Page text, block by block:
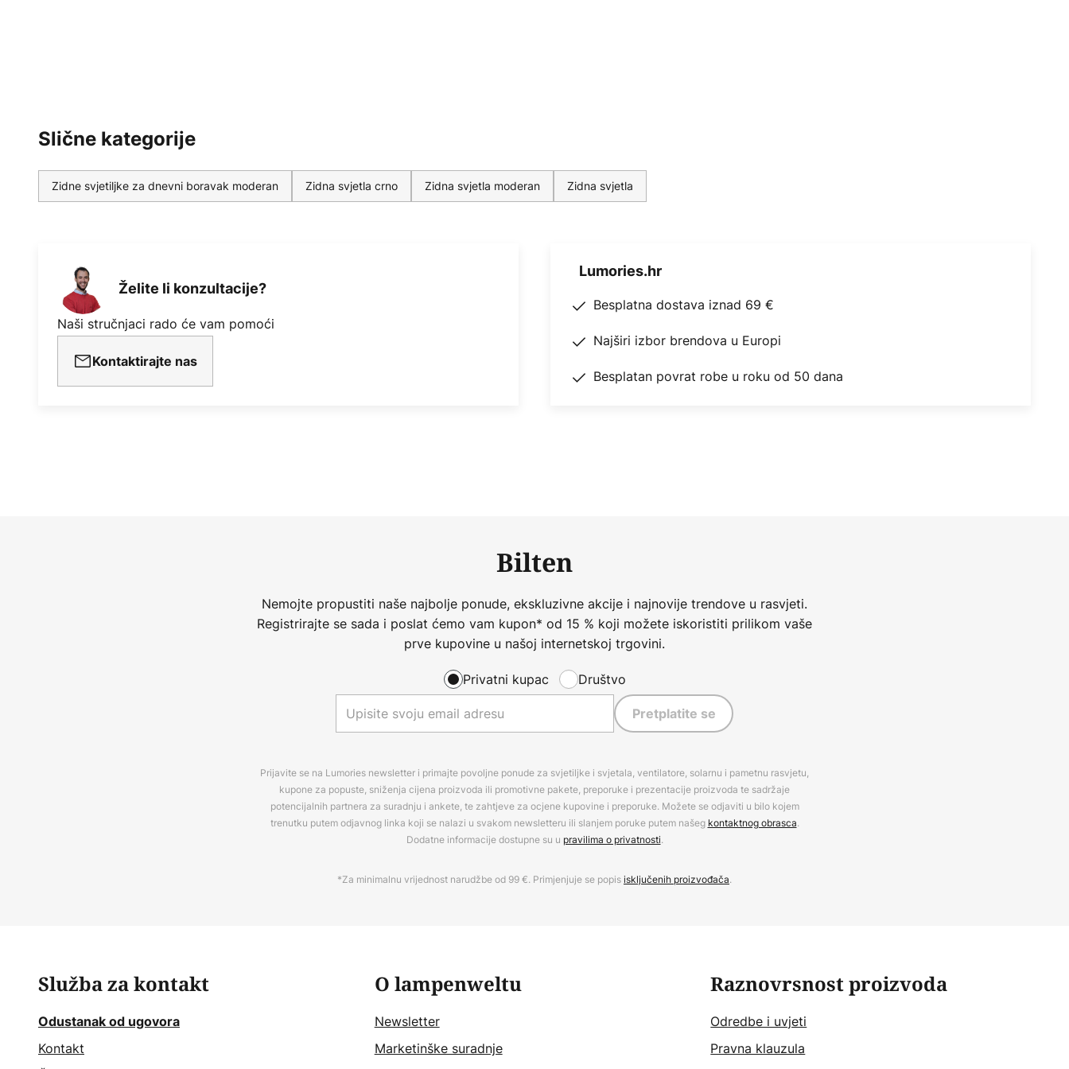
Slične kategorije
Zidne svjetiljke za dnevni boravak moderan Zidna svjetla crno Zidna svjetla moderan Zidna svjetla
Želite li konzultacije?
Naši stručnjaci rado će vam pomoći
Kontaktirajte nas
Lumories.hr
Besplatna dostava iznad 69 €
Najširi izbor brendova u Europi
Besplatan povrat robe u roku od 50 dana
Bilten
Nemojte propustiti naše najbolje ponude, ekskluzivne akcije i najnovije trendove u rasvjeti.
Registrirajte se sada i poslat ćemo vam kupon* od 15 % koji možete iskoristiti prilikom vaše
prve kupovine u našoj internetskoj trgovini.
Privatni kupac Društvo
Pretplatite se
Prijavite se na Lumories newsletter i primajte povoljne ponude za svjetiljke i svjetala, ventilatore, solarnu i pametnu rasvjetu,
kupone za popuste, sniženja cijena proizvoda ili promotivne pakete, preporuke i prezentacije proizvoda te sadržaje
potencijalnih partnera za suradnju i ankete, te zahtjeve za ocjene kupovine i preporuke. Možete se odjaviti u bilo kojem
trenutku putem odjavnog linka koji se nalazi u svakom newsletteru ili slanjem poruke putem našeg kontaktnog obrasca.
Dodatne informacije dostupne su u pravilima o privatnosti.
*Za minimalnu vrijednost narudžbe od 99 €. Primjenjuje se popisisključenih proizvođača.
Služba za kontakt
Odustanak od ugovora
Kontakt
O lampenweltu
Newsletter
Marketinške suradnje
Raznovrsnost proizvoda
Odredbe i uvjeti
Pravna klauzula